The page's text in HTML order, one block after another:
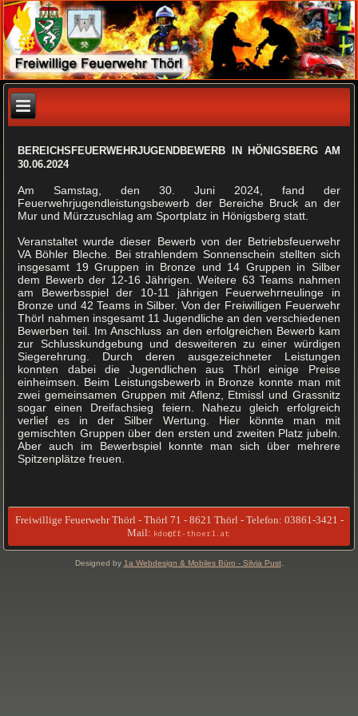
BEREICHSFEUERWEHRJUGENDBEWERB IN HÖNIGSBERG AM
30.06.2024
Am Samstag, den 30. Juni 2024, fand der
Feuerwehrjugendleistungsbewerb der Bereiche Bruck an der
Mur und Mürzzuschlag am Sportplatz in Hönigsberg statt.
Veranstaltet wurde dieser Bewerb von der Betriebsfeuerwehr
VA Böhler Bleche. Bei strahlendem Sonnenschein stellten sich
insgesamt 19 Gruppen in Bronze und 14 Gruppen in Silber
dem Bewerb der 12-16 Jährigen. Weitere 63 Teams nahmen
am Bewerbsspiel der 10-11 jährigen Feuerwehrneulinge in
Bronze und 42 Teams in Silber. Von der Freiwilligen Feuerwehr
Thörl nahmen insgesamt 11 Jugendliche an den verschiedenen
Bewerben teil. Im Anschluss an den erfolgreichen Bewerb kam
zur Schlusskundgebung und desweiteren zu einer würdigen
Siegerehrung. Durch deren ausgezeichneter Leistungen
konnten dabei die Jugendlichen aus Thörl einige Preise
einheimsen. Beim Leistungsbewerb in Bronze konnte man mit
zwei gemeinsamen Gruppen mit Aflenz, Etmissl und Grassnitz
sogar einen Dreifachsieg feiern. Nahezu gleich erfolgreich
verlief es in der Silber Wertung. Hier könnte man mit
gemischten Gruppen über den ersten und zweiten Platz jubeln.
Aber auch im Bewerbspiel konnte man sich über mehrere
Spitzenplätze freuen.
Freiwillige Feuerwehr Thörl - Thörl 71 - 8621 Thörl - Telefon: 03861-3421 -
Mail: kdo@ff-thoerl.at
Designed by 1a Webdesign & Mobiles Büro - Silvia Pust.